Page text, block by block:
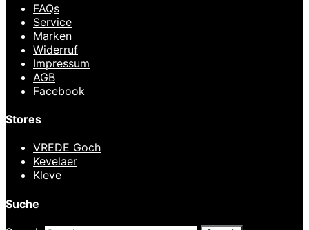
FAQs
Service
Marken
Widerruf
Impressum
AGB
Facebook
Stores
VREDE Goch
Kevelaer
Kleve
Suche